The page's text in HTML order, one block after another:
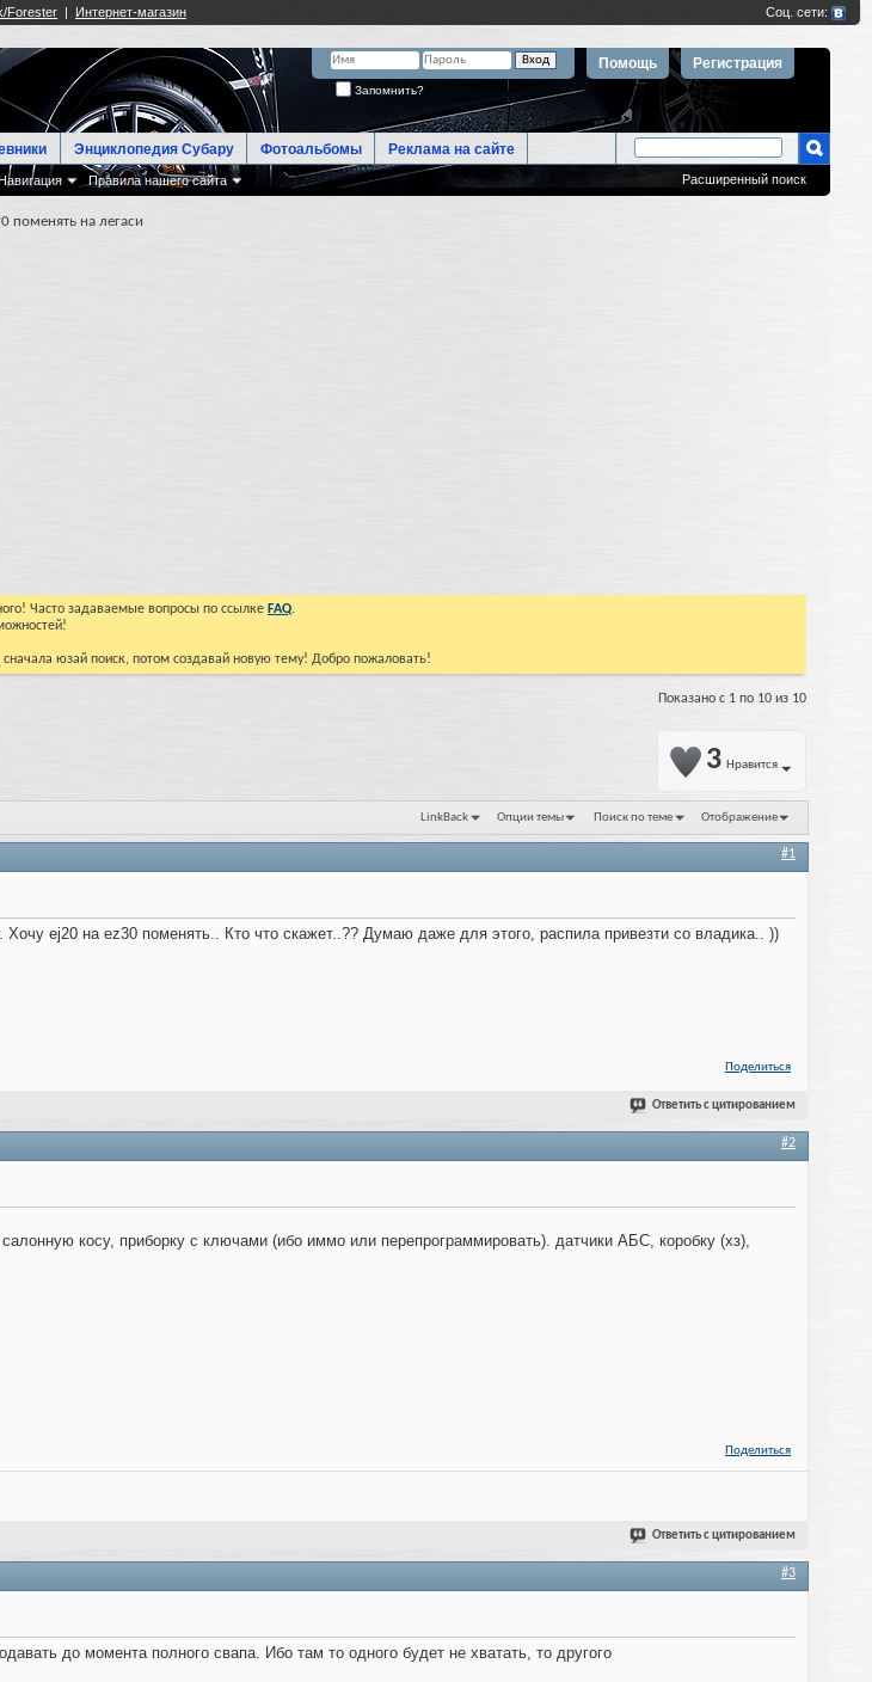
Регистрация
Помощь
Запомнить?
Правила нашего сайта
Энциклопедия Субару Фотоальбомы Реклама на сайте
Расширенный поиск
поменять на легаси
Часто задаваемые вопросы по ссылке FAQ.
юзай поиск, потом создавай новую тему! Добро пожаловать!
Показано с 1 по 10 из 10
3 Нравится
LinkBack Опции темы Поиск по теме Отображение
#1
Хочу ej20 на ez30 поменять.. Кто что скажет..?? Думаю даже для этого, распила привезти со владика.. ))
Поделиться
Ответить с цитированием
#2
косу, приборку с ключами (ибо иммо или перепрограммировать). датчики АБС, коробку (хз),
Поделиться
Ответить с цитированием
#3
до момента полного свапа. Ибо там то одного будет не хватать, то другого